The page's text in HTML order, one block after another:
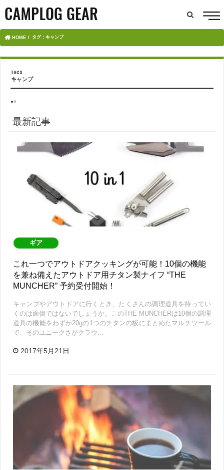
HOME タグ : キャンプ
キャンプ
●×
最新記事
ギア
これ一つでアウトドアクッキングが可能！10個の機能
を兼ね備えたアウトドア用チタン製ナイフ “THE
MUNCHER” 予約受付開始！
キャンプやアウトドアに行くとき、たくさんの調理道具を持ってい
くのは面倒ではないでしょうか。このTHE MUNCHERは10個の調理
道具の機能をわずか20gの1つのチタンの板にまとめたマルチツール
で、そのユニークさがクラウ…
2017年5月21日